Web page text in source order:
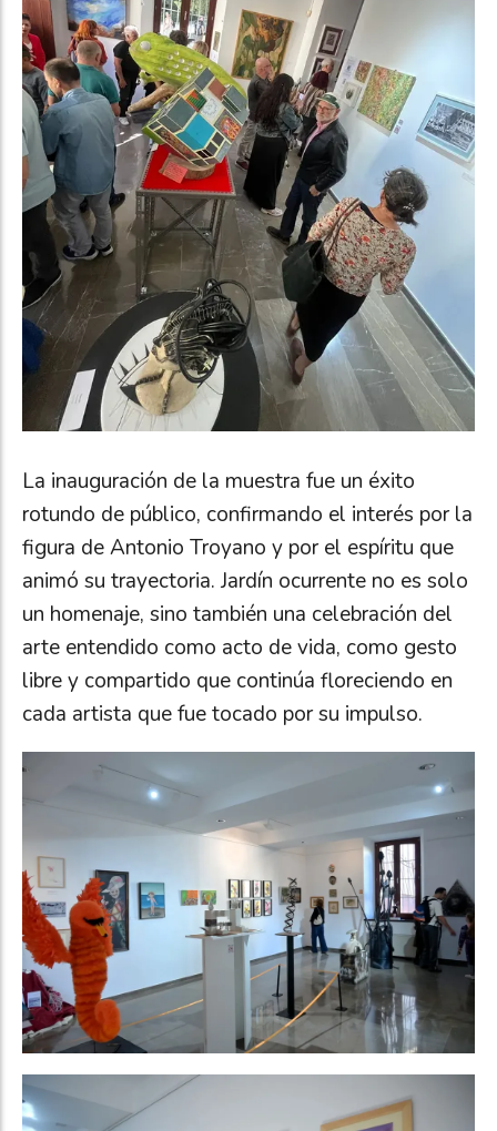
La inauguración de la muestra fue un éxito
rotundo de público, confirmando el interés por la
figura de Antonio Troyano y por el espíritu que
animó su trayectoria. Jardín ocurrente no es solo
un homenaje, sino también una celebración del
arte entendido como acto de vida, como gesto
libre y compartido que continúa floreciendo en
cada artista que fue tocado por su impulso.